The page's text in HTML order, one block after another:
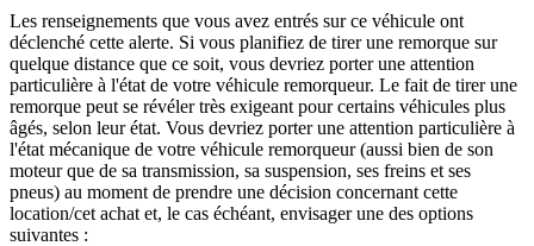
Les renseignements que vous avez entrés sur ce véhicule ont
déclenché cette alerte. Si vous planifiez de tirer une remorque sur
quelque distance que ce soit, vous devriez porter une attention
particulière à l'état de votre véhicule remorqueur. Le fait de tirer une
remorque peut se révéler très exigeant pour certains véhicules plus
âgés, selon leur état. Vous devriez porter une attention particulière à
l'état mécanique de votre véhicule remorqueur (aussi bien de son
moteur que de sa transmission, sa suspension, ses freins et ses
pneus) au moment de prendre une décision concernant cette
location/cet achat et, le cas échéant, envisager une des options
suivantes :